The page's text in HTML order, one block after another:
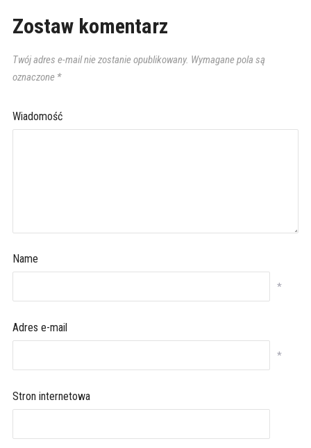
Zostaw komentarz
Twój adres e-mail nie zostanie opublikowany. Wymagane pola są
oznaczone *
Wiadomość
Name
*
Adres e-mail
*
Stron internetowa